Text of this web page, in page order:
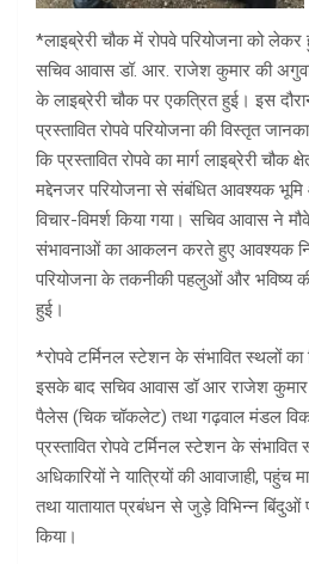
*लाइब्रेरी चौक में रोपवे परियोजना को लेकर
सचिव आवास डॉ. आर. राजेश कुमार की
के लाइब्रेरी चौक पर एकत्रित हुई। इस
प्रस्तावित रोपवे परियोजना की विस्तृत
कि प्रस्तावित रोपवे का मार्ग लाइब्रेरी
मद्देनजर परियोजना से संबंधित आवश्यक
विचार-विमर्श किया गया। सचिव आवास ने
संभावनाओं का आकलन करते हुए आवश्यक
परियोजना के तकनीकी पहलुओं और भविष्य
हुई।
*रोपवे टर्मिनल स्टेशन के संभावित स्थलों का
इसके बाद सचिव आवास डॉ आर राजेश
पैलेस (चिक चॉकलेट) तथा गढ़वाल मंडल
प्रस्तावित रोपवे टर्मिनल स्टेशन के संभावित
अधिकारियों ने यात्रियों की आवाजाही, पहुंच
तथा यातायात प्रबंधन से जुड़े विभिन्न बिंदुओं
किया।